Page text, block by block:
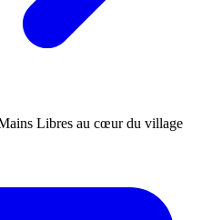
Libres au cœur du village